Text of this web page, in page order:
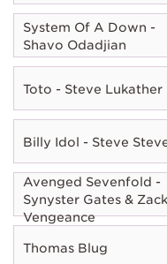
System Of A Down -
Shavo Odadjian
Toto - Steve Lukather
Billy Idol - Steve
Avenged Sevenfold -
Synyster Gates &
Vengeance
Thomas Blug